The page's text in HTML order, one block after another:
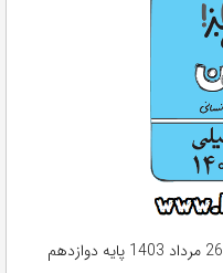
سوالات و پاسخ تشریحی آزمون خیلی سبز 26 مرداد 1403 پایه دوازدهم